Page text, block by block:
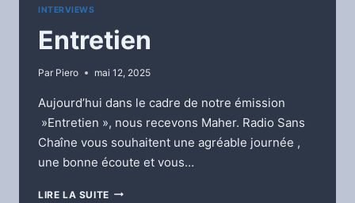
INTERVIEWS
Entretien
Par Piero mai 12, 2025
Aujourd’hui dans le cadre de notre émission
»Entretien », nous recevons Maher. Radio Sans
Chaîne vous souhaitent une agréable journée ,
une bonne écoute et vous…
LIRE LA SUITE ENTRETIEN